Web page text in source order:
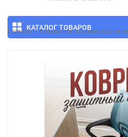
КАТАЛОГ ТОВАРОВ
Главная / Коврики напольные защитные